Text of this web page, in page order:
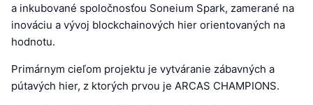
a inkubované spoločnosťou Soneium Spark, zamerané na
inováciu a vývoj blockchainových hier orientovaných na
hodnotu.
Primárnym cieľom projektu je vytváranie zábavných a
pútavých hier, z ktorých prvou je ARCAS CHAMPIONS.